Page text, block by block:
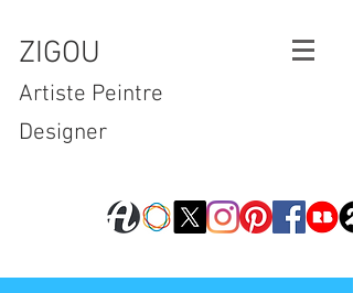
ZIGOU
Artiste Peintre
Designer